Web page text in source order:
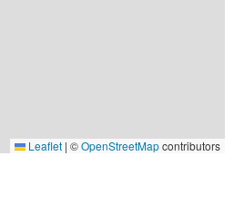
Leaflet | ©OpenStreetMapcontributors